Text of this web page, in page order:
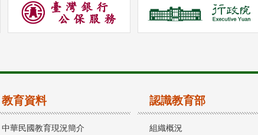
教育資料
中華民國教育現況簡介
認識教育部
組織概況